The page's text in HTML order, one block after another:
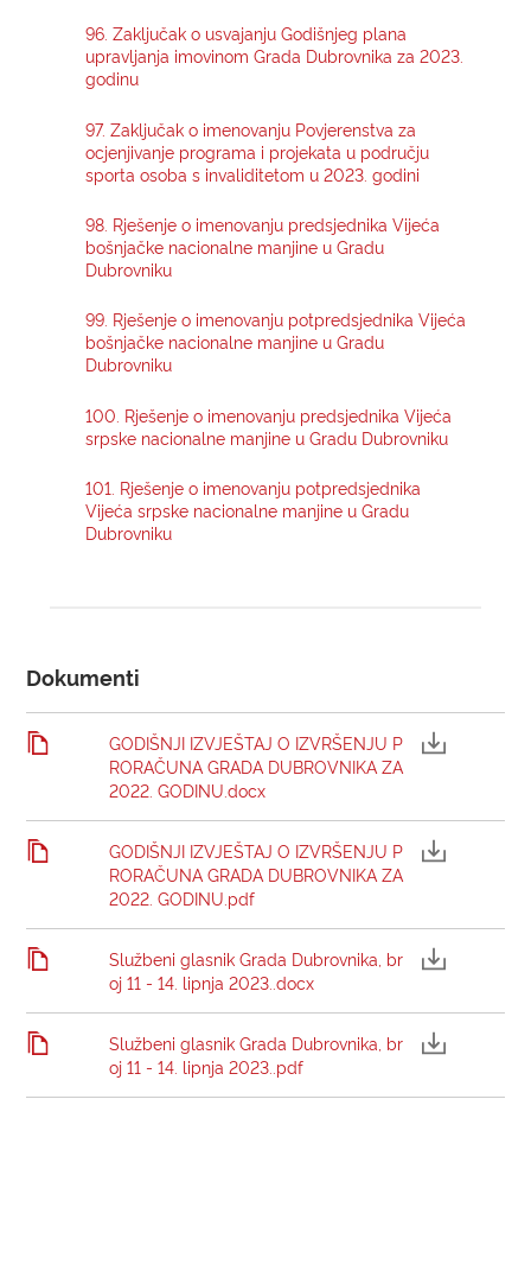
96. Zaključak o usvajanju Godišnjeg plana
upravljanja imovinom Grada Dubrovnika za 2023.
godinu
97. Zaključak o imenovanju Povjerenstva za
ocjenjivanje programa i projekata u području
sporta osoba s invaliditetom u 2023. godini
98. Rješenje o imenovanju predsjednika Vijeća
bošnjačke nacionalne manjine u Gradu
Dubrovniku
99. Rješenje o imenovanju potpredsjednika Vijeća
bošnjačke nacionalne manjine u Gradu
Dubrovniku
100. Rješenje o imenovanju predsjednika Vijeća
srpske nacionalne manjine u Gradu Dubrovniku
101. Rješenje o imenovanju potpredsjednika
Vijeća srpske nacionalne manjine u Gradu
Dubrovniku
Dokumenti
GODIŠNJI IZVJEŠTAJ O IZVRŠENJU P
RORAČUNA GRADA DUBROVNIKA ZA
2022. GODINU.docx
GODIŠNJI IZVJEŠTAJ O IZVRŠENJU P
RORAČUNA GRADA DUBROVNIKA ZA
2022. GODINU.pdf
Službeni glasnik Grada Dubrovnika, br
oj 11 - 14. lipnja 2023..docx
Službeni glasnik Grada Dubrovnika, br
oj 11 - 14. lipnja 2023..pdf